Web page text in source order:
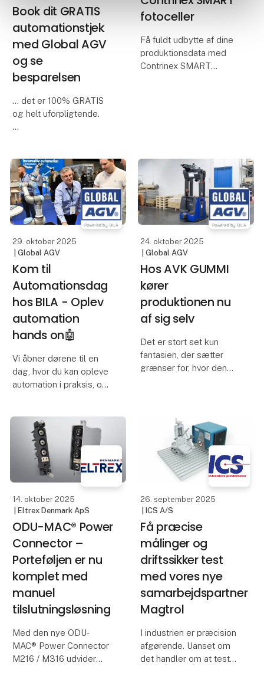
Book dit GRATIS
automationstjek
med Global AGV
og se
besparelsen
... det er 100% GRATIS
og helt uforpligtende.
mere effektiv, og
dermed spare tid og
rykke ressourcer. Vores
eksperter gennemgår
jeres processer og viser,
fotoceller
Få fuldt udbytte af dine
produktionsdata med
Contrinex SMART
til dine process
29. oktober 2025
| Global AGV
Kom til
Automationsdag
hos BILA - Oplev
automation
hands on🤖
Vi åbner dørene til en
dag, hvor du kan opleve
automation i praksis, og
løsninger, som Global
AGV, gør produktionen
smartere og mere
effektivt - helt uden
store investeringe
24. oktober 2025
| Global AGV
Hos AVK GUMMI
kører
produktionen nu
af sig selv
Det er stort set kun
fantasien, der sætter
grænser for, hvor den
for AVK GUMMI.
Den førerløse truck
fra Global AGV er
bindeleddet
14. oktober 2025
| Eltrex Denmark ApS
ODU-MAC® Power
Connector –
Porteføljen er nu
komplet med
manuel
tilslutningsløsning
Med den nye ODU-
MAC® Power Connector
M216 / M316 udvider
26. september 2025
| ICS A/S
Få præcise
målinger og
driftssikker test
med vores nye
samarbejdspartner
Magtrol
I industrien er præcision
afgørende. Uanset om
det handler om at teste